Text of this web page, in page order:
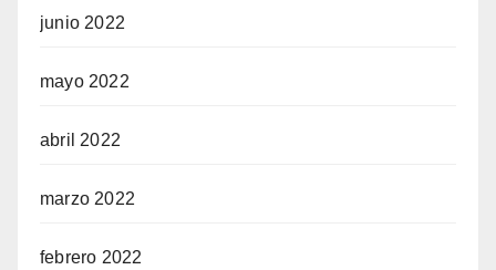
junio 2022
mayo 2022
abril 2022
marzo 2022
febrero 2022